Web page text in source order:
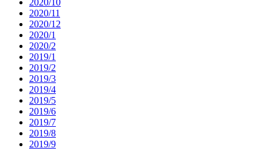
2020/11
2020/12
2020/1
2020/2
2019/1
2019/2
2019/3
2019/4
2019/5
2019/6
2019/7
2019/8
2019/9